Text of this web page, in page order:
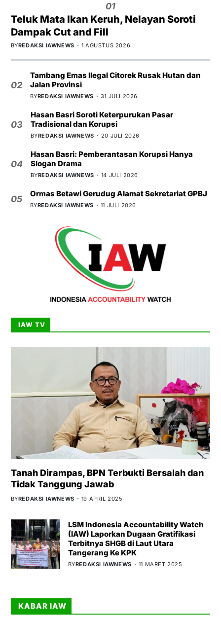
01
Teluk Mata Ikan Keruh, Nelayan Soroti
Dampak Cut and Fill
BYREDAKSI IAWNEWS 1 AGUSTUS 2026
02
Tambang Emas Ilegal Citorek Rusak Hutan dan
Jalan Provinsi
BYREDAKSI IAWNEWS 31 JULI 2026
03
Hasan Basri Soroti Keterpurukan Pasar
Tradisional dan Korupsi
BYREDAKSI IAWNEWS 20 JULI 2026
04
Hasan Basri: Pemberantasan Korupsi Hanya
Slogan Drama
BYREDAKSI IAWNEWS 14 JULI 2026
05
Ormas Betawi Gerudug Alamat Sekretariat GPBJ
BYREDAKSI IAWNEWS 11 JULI 2026
IAW TV
Tanah Dirampas, BPN Terbukti Bersalah dan
Tidak Tanggung Jawab
BYREDAKSI IAWNEWS 19 APRIL 2025
LSM Indonesia Accountability Watch
(IAW) Laporkan Dugaan Gratifikasi
Terbitnya SHGB di Laut Utara
Tangerang Ke KPK
BYREDAKSI IAWNEWS 11 MARET 2025
KABAR IAW